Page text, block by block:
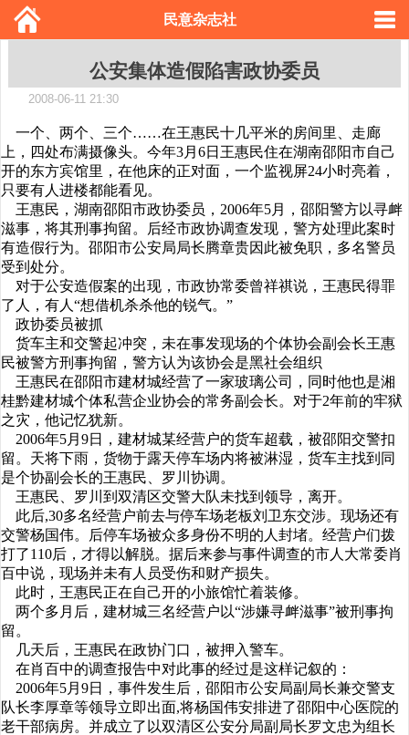
民意杂志社
公安集体造假陷害政协委员
2008-06-11 21:30
一个、两个、三个……在王惠民十几平米的房间里、走廊
上，四处布满摄像头。今年3月6日王惠民住在湖南邵阳市自己
开的东方宾馆里，在他床的正对面，一个监视屏24小时亮着，
只要有人进楼都能看见。
王惠民，湖南邵阳市政协委员，2006年5月，邵阳警方以寻衅
滋事，将其刑事拘留。后经市政协调查发现，警方处理此案时
有造假行为。邵阳市公安局局长腾章贵因此被免职，多名警员
受到处分。
对于公安造假案的出现，市政协常委曾祥祺说，王惠民得罪
了人，有人“想借机杀杀他的锐气。”
政协委员被抓
货车主和交警起冲突，未在事发现场的个体协会副会长王惠
民被警方刑事拘留，警方认为该协会是黑社会组织
王惠民在邵阳市建材城经营了一家玻璃公司，同时他也是湘
桂黔建材城个体私营企业协会的常务副会长。对于2年前的牢狱
之灾，他记忆犹新。
2006年5月9日，建材城某经营户的货车超载，被邵阳交警扣
留。天将下雨，货物于露天停车场内将被淋湿，货车主找到同
是个协副会长的王惠民、罗川协调。
王惠民、罗川到双清区交警大队未找到领导，离开。
此后,30多名经营户前去与停车场老板刘卫东交涉。现场还有
交警杨国伟。后停车场被众多身份不明的人封堵。经营户们拨
打了110后，才得以解脱。据后来参与事件调查的市人大常委肖
百中说，现场并未有人员受伤和财产损失。
此时，王惠民正在自己开的小旅馆忙着装修。
两个多月后，建材城三名经营户以“涉嫌寻衅滋事”被刑事拘
留。
几天后，王惠民在政协门口，被押入警车。
在肖百中的调查报告中对此事的经过是这样记叙的：
2006年5月9日，事件发生后，邵阳市公安局副局长兼交警支
队长李厚章等领导立即出面,将杨国伟安排进了邵阳中心医院的
老干部病房。并成立了以双清区公安分局副局长罗文忠为组长